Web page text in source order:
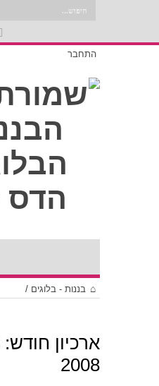
התחבר
בננות - בלוגים /
ארכיון חודש:
2008